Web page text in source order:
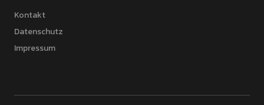
Kontakt
Datenschutz
Impressum